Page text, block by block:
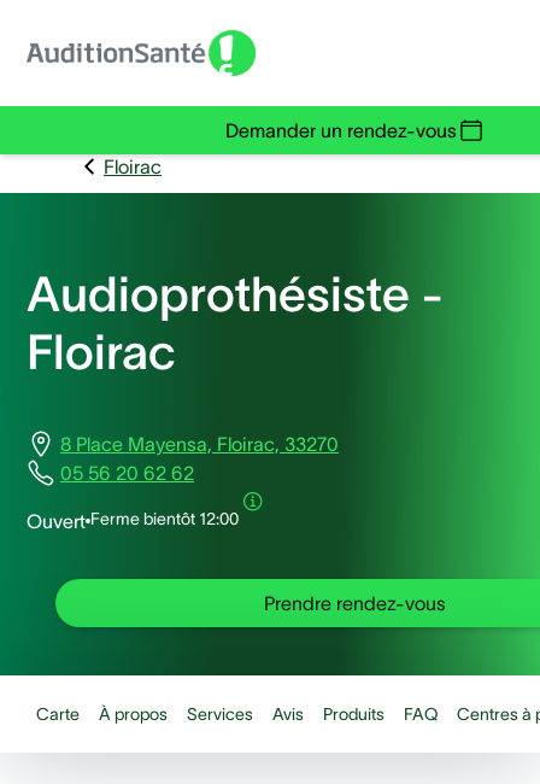
Demander un rendez-vous
Floirac
Audioprothésiste -
Floirac
8 Place Mayensa, Floirac, 33270
05 56 20 62 62
Ouvert Ferme bientôt 12:00
Prendre rendez-vous
Carte À propos Services Avis Produits FAQ Centres à